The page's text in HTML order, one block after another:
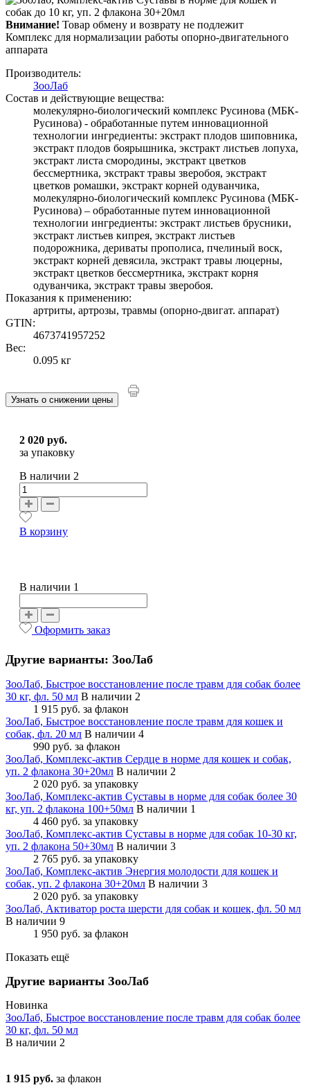
Внимание! Товар обмену и возврату не подлежит
Комплекс для нормализации работы опорно-двигательного
аппарата
Производитель:
ЗооЛаб
Состав и действующие вещества:
молекулярно-биологический комплекс Русинова (МБК-
Русинова) - обработанные путем инновационной
технологии ингредиенты: экстракт плодов шиповника,
экстракт плодов боярышника, экстракт листьев лопуха,
экстракт листа смородины, экстракт цветков
бессмертника, экстракт травы зверобоя, экстракт
цветков ромашки, экстракт корней одуванчика,
молекулярно-биологический комплекс Русинова (МБК-
Русинова) ‒ обработанные путем инновационной
технологии ингредиенты: экстракт листьев брусники,
экстракт листьев кипрея, экстракт листьев
подорожника, дериваты прополиса, пчелиный воск,
экстракт корней девясила, экстракт травы люцерны,
экстракт цветков бессмертника, экстракт корня
одуванчика, экстракт травы зверобоя.
Показания к применению:
артриты, артрозы, травмы (опорно-двигат. аппарат)
GTIN:
4673741957252
Вес:
0.095 кг
Узнать о снижении цены
2 020 руб.
за упаковку
В наличии 2
В корзину
В наличии 1
Оформить заказ
Другие варианты: ЗооЛаб
ЗооЛаб, Быстрое восстановление после травм для собак более
30 кг, фл. 50 мл В наличии 2
1 915 руб. за флакон
ЗооЛаб, Быстрое восстановление после травм для кошек и
собак, фл. 20 мл В наличии 4
990 руб. за флакон
ЗооЛаб, Комплекс-актив Сердце в норме для кошек и собак,
уп. 2 флакона 30+20мл В наличии 2
2 020 руб. за упаковку
ЗооЛаб, Комплекс-актив Суставы в норме для собак более 30
кг, уп. 2 флакона 100+50мл В наличии 1
4 460 руб. за упаковку
ЗооЛаб, Комплекс-актив Суставы в норме для собак 10-30 кг,
уп. 2 флакона 50+30мл В наличии 3
2 765 руб. за упаковку
ЗооЛаб, Комплекс-актив Энергия молодости для кошек и
собак, уп. 2 флакона 30+20мл В наличии 3
2 020 руб. за упаковку
ЗооЛаб, Активатор роста шерсти для собак и кошек, фл. 50 мл
В наличии 9
1 950 руб. за флакон
Показать ещё
Другие варианты ЗооЛаб
Новинка
ЗооЛаб, Быстрое восстановление после травм для собак более
30 кг, фл. 50 мл
В наличии 2
1 915 руб. за флакон